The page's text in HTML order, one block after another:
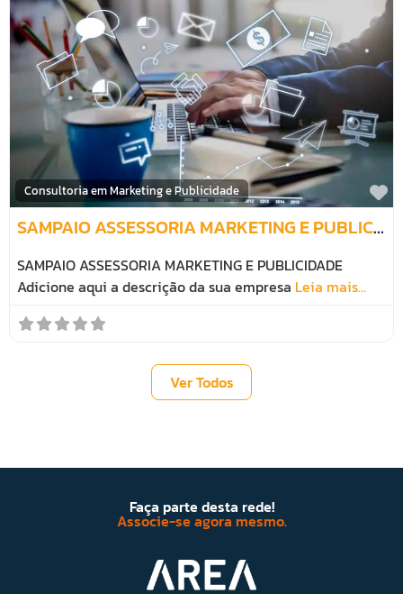
Consultoria em Marketing e Publicidade
SAMPAIO ASSESSORIA MARKETING E PUBLICIDADE
SAMPAIO ASSESSORIA MARKETING E PUBLICIDADE
Adicione aqui a descrição da sua empresa Leia mais…
Ver Todos
Faça parte desta rede!
Associe-se agora mesmo.